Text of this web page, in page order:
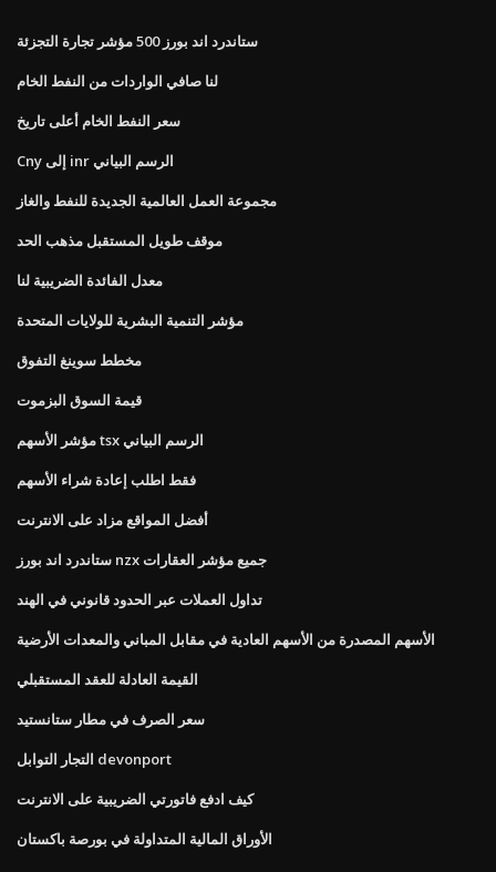
ستاندرد اند بورز 500 مؤشر تجارة التجزئة
لنا صافي الواردات من النفط الخام
سعر النفط الخام أعلى تاريخ
Cny إلى inr الرسم البياني
مجموعة العمل العالمية الجديدة للنفط والغاز
موقف طويل المستقبل مذهب الحد
معدل الفائدة الضريبية لنا
مؤشر التنمية البشرية للولايات المتحدة
مخطط سوينغ التفوق
قيمة السوق البزموت
مؤشر الأسهم tsx الرسم البياني
فقط اطلب إعادة شراء الأسهم
أفضل المواقع مزاد على الانترنت
ستاندرد اند بورز nzx جميع مؤشر العقارات
تداول العملات عبر الحدود قانوني في الهند
الأسهم المصدرة من الأسهم العادية في مقابل المباني والمعدات الأرضية
القيمة العادلة للعقد المستقبلي
سعر الصرف في مطار ستانستيد
التجار التوابل devonport
كيف ادفع فاتورتي الضريبية على الانترنت
الأوراق المالية المتداولة في بورصة باكستان